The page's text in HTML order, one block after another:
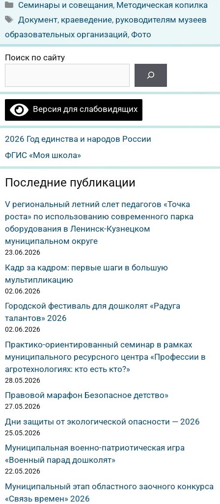
Рубрики
Семинары и совещания, Методическая копилка
Метки
Документ, краеведение, руководителям музеев
образовательных организаций, Фото
Поиск по сайту
Версия для слабовидящих
2026 Год единства и народов России
ФГИС «Моя школа»
Последние публикации
V региональный летний слет педагогов «Точка
роста» по использованию современного парка
оборудования в Ленинск-Кузнецком
муниципальном округе
23.06.2026
Кадр за кадром: первые шаги в большую
мультипликацию
02.06.2026
Городской фестиваль для дошколят «Радуга
талантов» 2026
02.06.2026
Практико-ориентированный семинар в рамках
муниципального ресурсного центра «Профессии в
агротехнологиях: кто есть кто?»
28.05.2026
Правовой марафон Безопасное детство»
27.05.2026
Дни защиты от экологической опасности — 2026
25.05.2026
Муниципальная военно-патриотическая игра
«Военный парад дошколят»
22.05.2026
Муниципальный этап областного заочного конкурса
«Связь времен» 2026